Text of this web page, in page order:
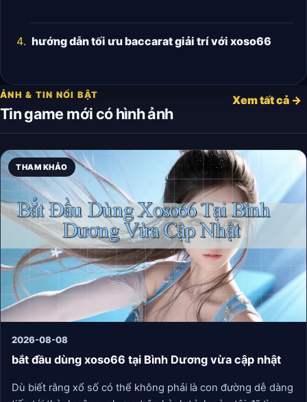
hướng dẫn tối ưu baccarat giải trí với xoso66
ẢNH & TIN NỔI BẬT
Tin game mới có hình ảnh
Xem tất cả →
THAM KHẢO
2026-08-08
bắt đầu dùng xoso66 tại Bình Dương vừa cập nhật
Dù biết rằng xổ số có thể không phải là con đường dễ dàng